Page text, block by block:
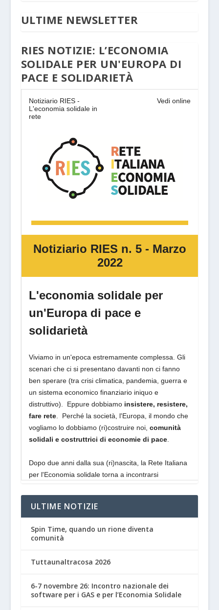
ULTIME NEWSLETTER
RIES NOTIZIE: L’ECONOMIA
SOLIDALE PER UN'EUROPA DI
PACE E SOLIDARIETÀ
ULTIME NOTIZIE
Spin Time, quando un rione diventa
comunità
Tuttaunaltracosa 2026
6-7 novembre 26: Incontro nazionale dei
software per i GAS e per l’Economia Solidale